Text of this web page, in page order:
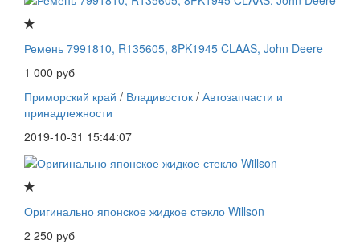
Ремень 7991810, R135605, 8PK1945 CLAAS, John Deere
1 000 руб
Приморский край / Владивосток / Автозапчасти и
принадлежности
2019-10-31 15:44:07
Оригинально японское жидкое стекло Willson
2 250 руб